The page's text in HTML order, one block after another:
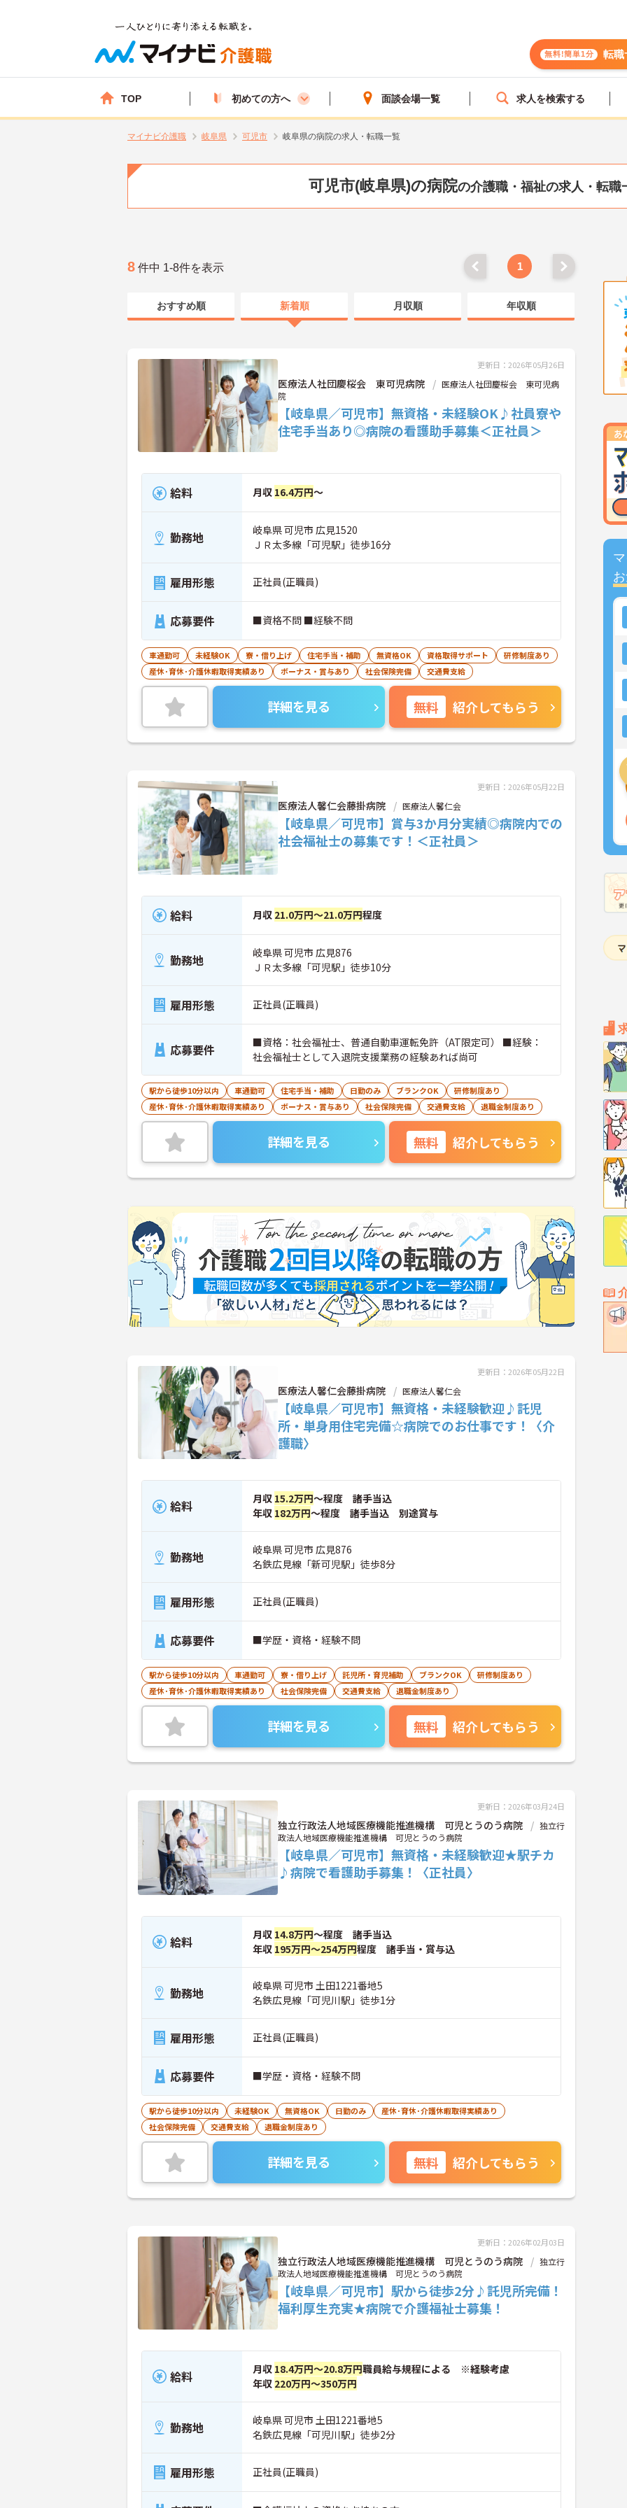
無料!簡単1分 転職
TOP 初めての方へ 面談会場一覧 求人を検索する
マイナビ介護職 岐阜県 可児市 岐阜県の病院の求人・転職一覧
可児市(岐阜県)の病院の介護職・福祉の求人・転職
8 件中 1-8件を表示 1
おすすめ順 新着順 月収順 年収順
更新日：2026年05月26日
医療法人社団慶桜会 東可児病院
医療法人社団慶桜会 東可児病
院
【岐阜県／可児市】無資格・未経験OK♪社員寮や
住宅手当あり◎病院の看護助手募集＜正社員＞
給料 月収 16.4万円～
勤務地
岐阜県 可児市 広見1520
ＪＲ太多線「可児駅」徒歩16分
雇用形態 正社員(正職員)
応募要件 ■資格不問 ■経験不問
車通勤可 未経験OK 寮・借り上げ 住宅手当・補助 無資格OK 資格取得サポート
研修制度あり
産休･育休･介護休暇取得実績あり
ボーナス・賞与あり 社会保険完備 交通費支給
詳細を見る 無料 紹介してもらう
更新日：2026年05月22日
医療法人馨仁会藤掛病院 医療法人馨仁会
【岐阜県／可児市】賞与3か月分実績◎病院内での
社会福祉士の募集です！＜正社員＞
給料 月収 21.0万円～21.0万円程度
勤務地
岐阜県 可児市 広見876
ＪＲ太多線「可児駅」徒歩10分
雇用形態 正社員(正職員)
応募要件
■資格：社会福祉士、普通自動車運転免許（AT限定可） ■経験：
社会福祉士として入退院支援業務の経験あれば尚可
駅から徒歩10分以内 車通勤可 住宅手当・補助 日勤のみ ブランクOK
研修制度あり
産休･育休･介護休暇取得実績あり
ボーナス・賞与あり 社会保険完備 交通費支給 退職金制度あり
詳細を見る 無料 紹介してもらう
更新日：2026年05月22日
医療法人馨仁会藤掛病院 医療法人馨仁会
【岐阜県／可児市】無資格・未経験歓迎♪託児
所・単身用住宅完備☆病院でのお仕事です！〈介
護職〉
給料 月収 15.2万円～程度 諸手当込
年収 182万円～程度 諸手当込 別途賞与
勤務地
岐阜県 可児市 広見876
名鉄広見線「新可児駅」徒歩8分
雇用形態 正社員(正職員)
応募要件 ■学歴・資格・経験不問
駅から徒歩10分以内 車通勤可 寮・借り上げ 託児所・育児補助 ブランクOK
研修制度あり
産休･育休･介護休暇取得実績あり
社会保険完備 交通費支給 退職金制度あり
詳細を見る 無料 紹介してもらう
更新日：2026年03月24日
独立行政法人地域医療機能推進機構 可児とうのう病院
独立行
政法人地域医療機能推進機構 可児とうのう病院
【岐阜県／可児市】無資格・未経験歓迎★駅チカ
♪病院で看護助手募集！〈正社員〉
給料 月収 14.8万円～程度 諸手当込
年収 195万円～254万円程度 諸手当・賞与込
勤務地
岐阜県 可児市 土田1221番地5
名鉄広見線「可児川駅」徒歩1分
雇用形態 正社員(正職員)
応募要件 ■学歴・資格・経験不問
駅から徒歩10分以内 未経験OK 無資格OK 日勤のみ
産休･育休･介護休暇取得実績あり
社会保険完備
交通費支給 退職金制度あり
詳細を見る 無料 紹介してもらう
更新日：2026年02月03日
独立行政法人地域医療機能推進機構 可児とうのう病院
独立行
政法人地域医療機能推進機構 可児とうのう病院
【岐阜県／可児市】駅から徒歩2分♪託児所完備！
福利厚生充実★病院で介護福祉士募集！
給料 月収 18.4万円～20.8万円職員給与規程による ※経験考慮
年収 220万円～350万円
勤務地
岐阜県 可児市 土田1221番地5
名鉄広見線「可児川駅」徒歩2分
雇用形態 正社員(正職員)